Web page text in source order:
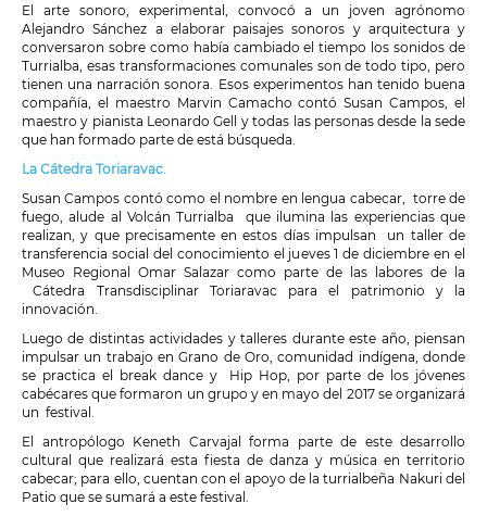
El arte sonoro, experimental, convocó a un joven agrónomo
Alejandro Sánchez a elaborar paisajes sonoros y arquitectura y
conversaron sobre como había cambiado el tiempo los sonidos de
Turrialba, esas transformaciones comunales son de todo tipo, pero
tienen una narración sonora. Esos experimentos han tenido buena
compañía, el maestro Marvin Camacho contó Susan Campos, el
maestro y pianista Leonardo Gell y todas las personas desde la sede
que han formado parte de está búsqueda.
La Cátedra Toriaravac.
Susan Campos contó como el nombre en lengua cabecar, torre de
fuego, alude al Volcán Turrialba que ilumina las experiencias que
realizan, y que precisamente en estos días impulsan un taller de
transferencia social del conocimiento el jueves 1 de diciembre en el
Museo Regional Omar Salazar como parte de las labores de la
Cátedra Transdisciplinar Toriaravac para el patrimonio y la
innovación.
Luego de distintas actividades y talleres durante este año, piensan
impulsar un trabajo en Grano de Oro, comunidad indígena, donde
se practica el break dance y Hip Hop, por parte de los jóvenes
cabécares que formaron un grupo y en mayo del 2017 se organizará
un festival.
El antropólogo Keneth Carvajal forma parte de este desarrollo
cultural que realizará esta fiesta de danza y música en territorio
cabecar; para ello, cuentan con el apoyo de la turrialbeña Nakuri del
Patio que se sumará a este festival.